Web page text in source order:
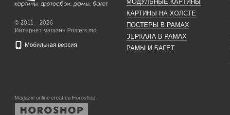
© 2011—2026
Интернет магазин Posters.md
Мобильная версия
Magazin online creat cu Horoshop
МОДУЛЬНЫЕ КАРТИНЫ
КАРТИНЫ НА ХОЛСТЕ
ПОСТЕРЫ В РАМАХ
ЗЕРКАЛА В РАМАХ
РАМЫ И БАГЕТ